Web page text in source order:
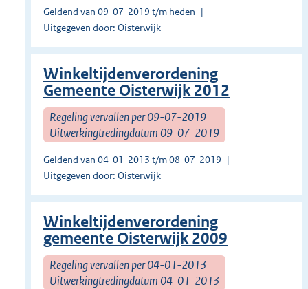
Geldend van 09-07-2019 t/m heden
Uitgegeven door: Oisterwijk
Winkeltijdenverordening
Gemeente Oisterwijk 2012
Regeling vervallen per 09-07-2019
Uitwerkingtredingdatum 09-07-2019
Geldend van 04-01-2013 t/m 08-07-2019
Uitgegeven door: Oisterwijk
Winkeltijdenverordening
gemeente Oisterwijk 2009
Regeling vervallen per 04-01-2013
Uitwerkingtredingdatum 04-01-2013